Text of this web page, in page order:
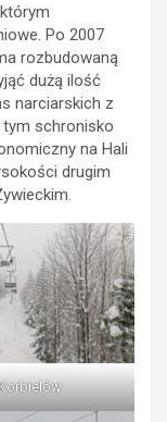
Po 2007
rozbudowaną
dużą ilość
narciarskich z
tym schronisko
na Hali
drugim